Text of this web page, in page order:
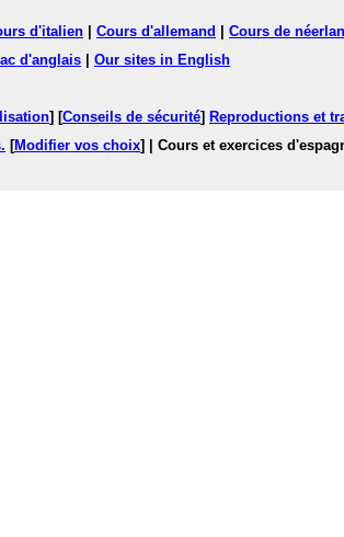
d'italien Cours d'allemand Cours de
d'anglais Our sites in English
] [Conseils de sécurité] Reproductions et
. [Modifier vos choix]
| Cours et exercices